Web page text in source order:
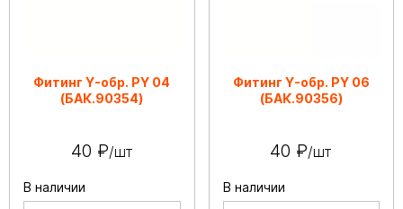
Фитинг Y-обр. РY 04
(БАК.90354)
40 ₽/шт
В наличии
Фитинг Y-обр. РY 06
(БАК.90356)
40 ₽/шт
В наличии